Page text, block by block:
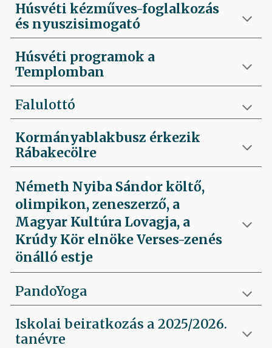
Húsvéti kézműves-foglalkozás
és nyuszisimogató
Húsvéti programok a
Templomban
Falulottó
Kormányablakbusz érkezik
Rábakecölre
Németh Nyiba Sándor költő,
olimpikon, zeneszerző, a
Magyar Kultúra Lovagja, a
Krúdy Kör elnöke Verses-zenés
önálló estje
PandoYoga
Iskolai beiratkozás a 2025/2026.
tanévre